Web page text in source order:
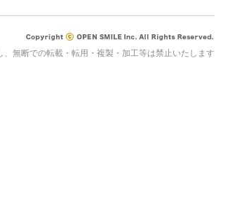
無断での転載・転用・複製・加工等は禁止いたします